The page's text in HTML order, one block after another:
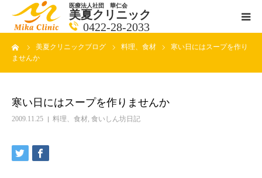
医療法人社団 華仁会
美夏クリニック
0422-28-2033
美夏クリニックブログ 料理、食材
寒い日にはスープを作り
ませんか
寒い日にはスープを作りませんか
2009.11.25 料理、食材, 食いしん坊日記
医師紹介
クリニックの紹介
アクセス